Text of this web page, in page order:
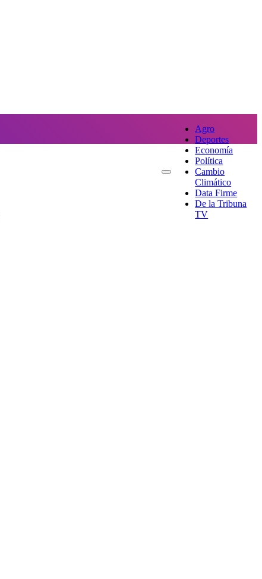
Agro
Deportes
Economía
Política
Cambio
Climático
Data Firme
De la Tribuna
TV